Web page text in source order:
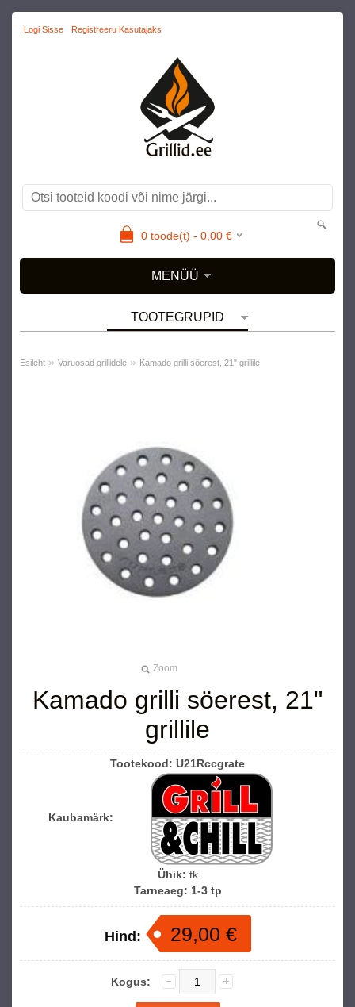
Logi Sisse Registreeru Kasutajaks
0toode(t) - 0,00€
MENÜÜ
TOOTEGRUPID
Esileht » Varuosad grillidele » Kamado grilli söerest, 21" grillile
Zoom
Kamado grilli söerest, 21"
grillile
Tootekood: U21Rccgrate
Kaubamärk:
Ühik: tk
Tarneaeg: 1-3 tp
Hind: 29,00 €
Kogus: